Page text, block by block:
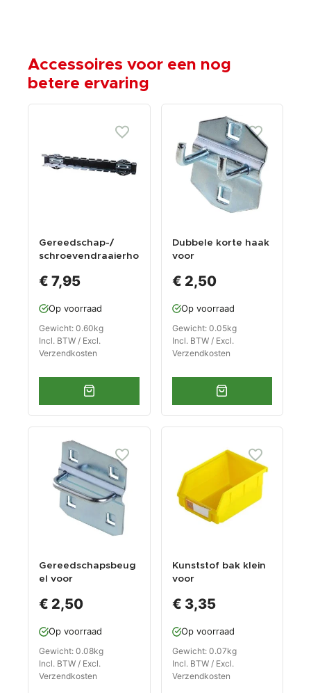
Accessoires voor een nog
betere ervaring
Gereedschap-/
schroevendraaierho
gatenbord
€ 7,95
Op voorraad
Gewicht: 0.60kg
Incl. BTW / Excl.
Verzendkosten
Dubbele korte haak
voor
€ 2,50
Op voorraad
Gewicht: 0.05kg
Incl. BTW / Excl.
Verzendkosten
Gereedschapsbeug
el voor
en
€ 2,50
Op voorraad
Gewicht: 0.08kg
Incl. BTW / Excl.
Verzendkosten
Kunststof bak klein
voor
€ 3,35
Op voorraad
Gewicht: 0.07kg
Incl. BTW / Excl.
Verzendkosten